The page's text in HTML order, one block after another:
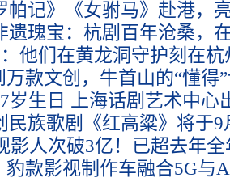
帕记》《女驸马》赴港，
遗瑰宝：杭剧百年沧桑，
他们在黄龙洞守护刻在
万款文创，牛首山的“懂得
岁生日 上海话剧艺术中心
民族歌剧《红高粱》将于9
影人次破3亿！已超去年
豹款影视制作车融合5G与